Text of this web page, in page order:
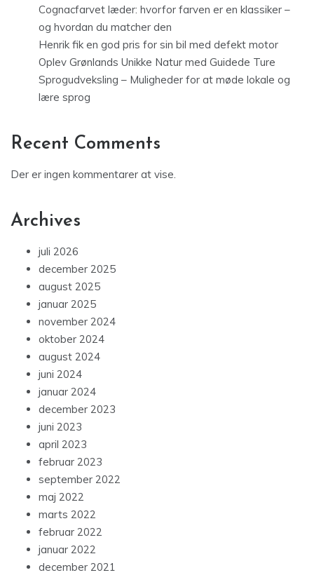
Cognacfarvet læder: hvorfor farven er en klassiker –
og hvordan du matcher den
Henrik fik en god pris for sin bil med defekt motor
Oplev Grønlands Unikke Natur med Guidede Ture
Sprogudveksling – Muligheder for at møde lokale og
lære sprog
Recent Comments
Der er ingen kommentarer at vise.
Archives
juli 2026
december 2025
august 2025
januar 2025
november 2024
oktober 2024
august 2024
juni 2024
januar 2024
december 2023
juni 2023
april 2023
februar 2023
september 2022
maj 2022
marts 2022
februar 2022
januar 2022
december 2021